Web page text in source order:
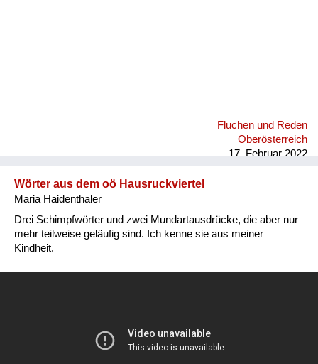
Fluchen und Reden
Oberösterreich
17. Februar 2022
Wörter aus dem oö Hausruckviertel
Maria Haidenthaler
Drei Schimpfwörter und zwei Mundartausdrücke, die aber nur
mehr teilweise geläufig sind. Ich kenne sie aus meiner
Kindheit.